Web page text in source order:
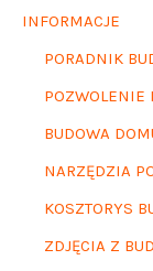
INFORMACJE
PORADNIK
POZWOLENIE
BUDOWA
NARZĘDZIA
KOSZTORYS
ZDJĘCIA Z